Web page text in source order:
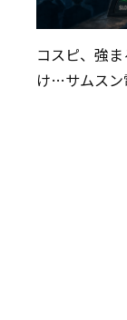
コスピ、強
け…サムスン